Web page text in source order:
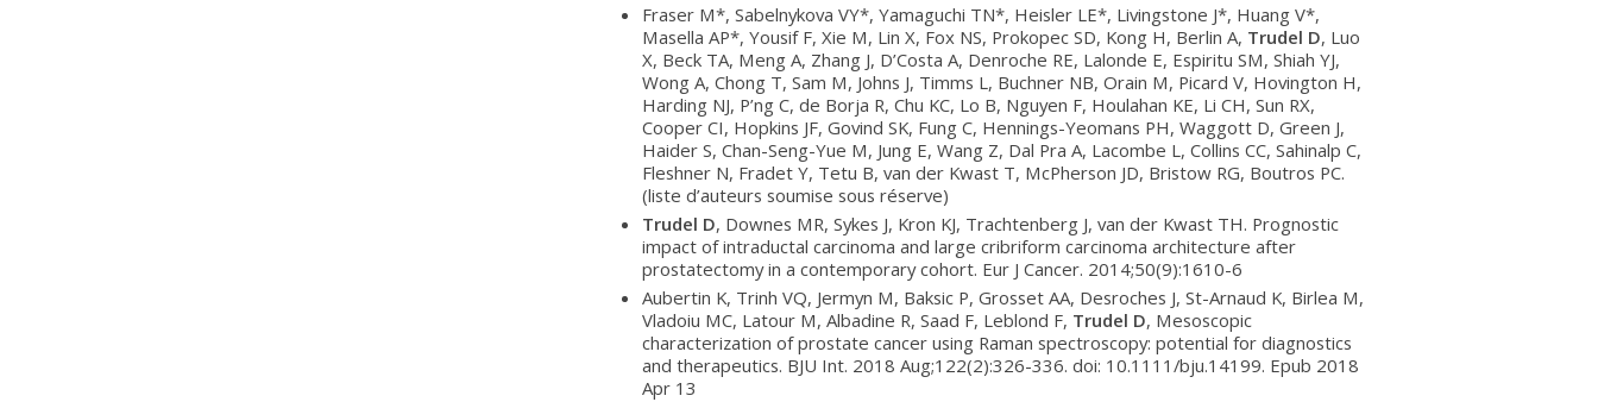
Fraser M*, Sabelnykova VY*, Yamaguchi TN*, Heisler LE*, Livingstone J*, Huang V*,
Masella AP*, Yousif F, Xie M, Lin X, Fox NS, Prokopec SD, Kong H, Berlin A, Trudel D, Luo
X, Beck TA, Meng A, Zhang J, D’Costa A, Denroche RE, Lalonde E, Espiritu SM, Shiah YJ,
Wong A, Chong T, Sam M, Johns J, Timms L, Buchner NB, Orain M, Picard V, Hovington H,
Harding NJ, P’ng C, de Borja R, Chu KC, Lo B, Nguyen F, Houlahan KE, Li CH, Sun RX,
Cooper CI, Hopkins JF, Govind SK, Fung C, Hennings-Yeomans PH, Waggott D, Green J,
Haider S, Chan-Seng-Yue M, Jung E, Wang Z, Dal Pra A, Lacombe L, Collins CC, Sahinalp C,
Fleshner N, Fradet Y, Tetu B, van der Kwast T, McPherson JD, Bristow RG, Boutros PC.
(liste d’auteurs soumise sous réserve)
Trudel D, Downes MR, Sykes J, Kron KJ, Trachtenberg J, van der Kwast TH. Prognostic
impact of intraductal carcinoma and large cribriform carcinoma architecture after
prostatectomy in a contemporary cohort. Eur J Cancer. 2014;50(9):1610-6
Aubertin K, Trinh VQ, Jermyn M, Baksic P, Grosset AA, Desroches J, St-Arnaud K, Birlea M,
Vladoiu MC, Latour M, Albadine R, Saad F, Leblond F, Trudel D, Mesoscopic
characterization of prostate cancer using Raman spectroscopy: potential for diagnostics
and therapeutics. BJU Int. 2018 Aug;122(2):326-336. doi: 10.1111/bju.14199. Epub 2018
Apr 13